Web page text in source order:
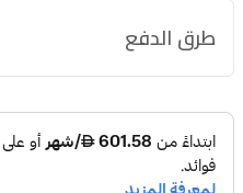
طرق الدفع